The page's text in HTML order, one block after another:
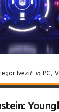
Ivezić in PC ,